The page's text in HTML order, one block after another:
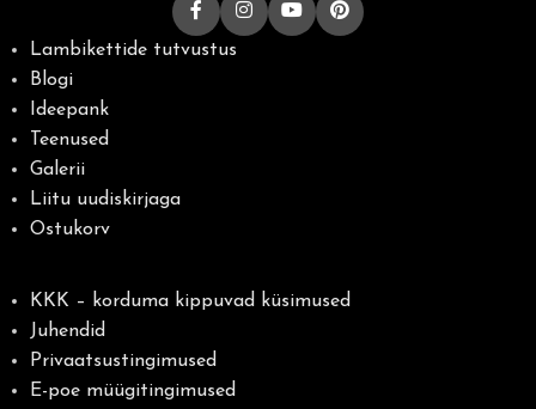
Lambikettide tutvustus
Blogi
Ideepank
Teenused
Galerii
Liitu uudiskirjaga
Ostukorv
KKK – korduma kippuvad küsimused
Juhendid
Privaatsustingimused
E-poe müügitingimused